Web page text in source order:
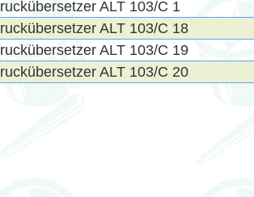
ALT 103/C 1
ALT 103/C 18
ALT 103/C 19
ALT 103/C 20